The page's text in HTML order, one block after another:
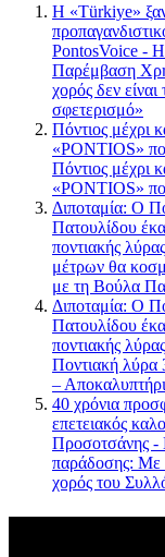
Η «Türkiye»
PontosVoice -
Παρέμβαση
χορός δεν είναι
σφετερισμό»
Πόντιος μέχρι
«PONTIOS»
Πόντιος μέχρι
«PONTIOS»
Διποταμία: Ο
Πατουλίδου
ποντιακής
μέτρων θα
με τη Βούλα
Διποταμία: Ο
Πατουλίδου
ποντιακής
Ποντιακή λύρα
–
40 χρόνια
επετειακός
Προσοτσάνης -
παράδοσης: Με
χορός του